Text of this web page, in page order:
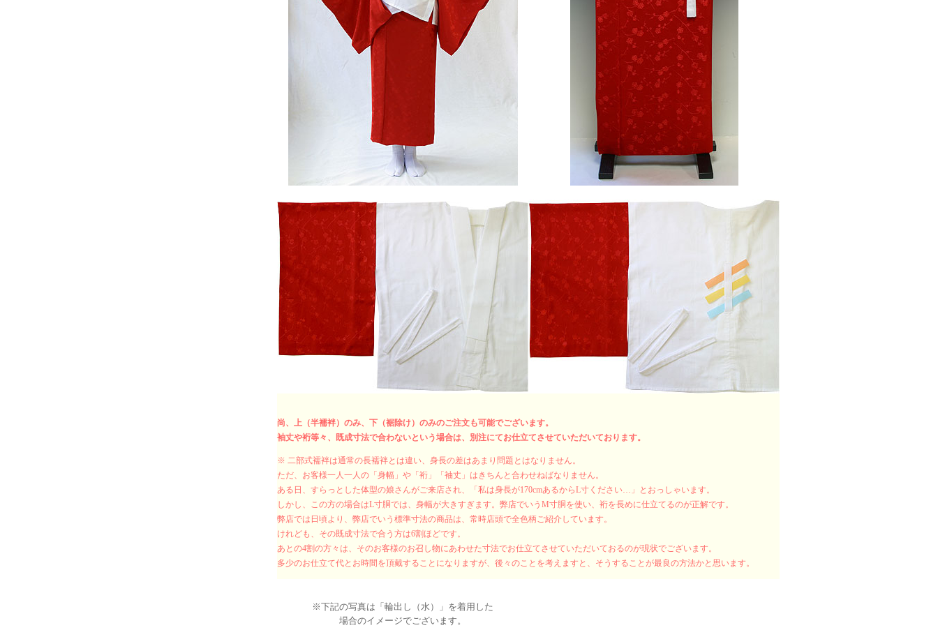
尚、上（半襦袢）のみ、下（裾除け）のみのご注文も可能でございます。
袖丈や裄等々、既成寸法で合わないという場合は、別注にてお仕立てさせていただいております。
※ 二部式襦袢は通常の長襦袢とは違い、身長の差はあまり問題とはなりません。
ただ、お客様一人一人の「身幅」や「裄」「袖丈」はきちんと合わせねばなりません。
ある日、すらっとした体型の娘さんがご来店され、「私は身長が170cmあるからL寸ください…」とおっしゃいます。
しかし、この方の場合はL寸胴では、身幅が大きすぎます。弊店でいうM寸胴を使い、裄を長めに仕立てるのが正解です。
弊店では日頃より、弊店でいう標準寸法の商品は、常時店頭で全色柄ご紹介しています。
けれども、その既成寸法で合う方は6割ほどです。
あとの4割の方々は、そのお客様のお召し物にあわせた寸法でお仕立てさせていただいておるのが現状でございます。
多少のお仕立て代とお時間を頂戴することになりますが、後々のことを考えますと、そうすることが最良の方法かと思います。
※下記の写真は「輪出し（水）」を着用した
場合のイメージでございます。